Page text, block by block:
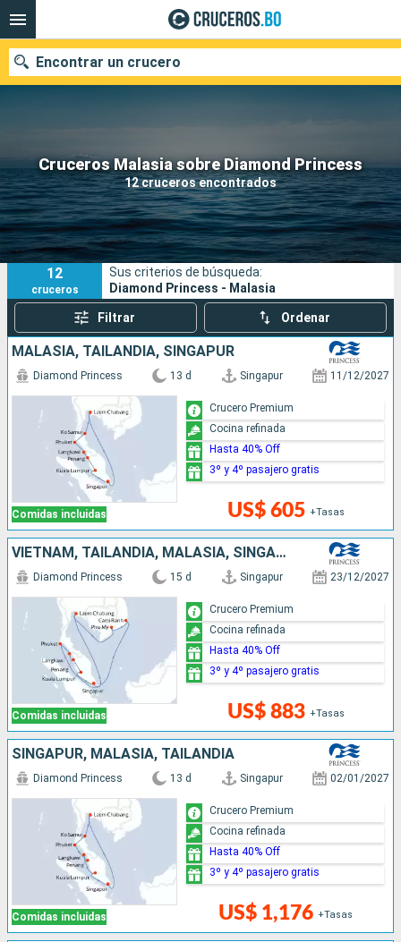
Cruceros Malasia sobre Diamond Princess
12 cruceros encontrados
Encontrar un crucero
Nuestros destinos
Fecha de salida
Puertos Compañías
Buscar
12
cruceros
Sus criterios de búsqueda:
Diamond Princess - Malasia
Filtrar Ordenar
MALASIA, TAILANDIA, SINGAPUR
Comidas incluidas
Diamond Princess 13 d Singapur 11/12/2027
US$ 605 +Tasas
Crucero Premium
Cocina refinada
Hasta 40% Off
3º y 4º pasajero gratis
VIETNAM, TAILANDIA, MALASIA, SINGAPUR
Comidas incluidas
Diamond Princess 15 d Singapur 23/12/2027
US$ 883 +Tasas
Crucero Premium
Cocina refinada
Hasta 40% Off
3º y 4º pasajero gratis
SINGAPUR, MALASIA, TAILANDIA
Comidas incluidas
Diamond Princess 13 d Singapur 02/01/2027
US$ 1,176 +Tasas
Crucero Premium
Cocina refinada
Hasta 40% Off
3º y 4º pasajero gratis